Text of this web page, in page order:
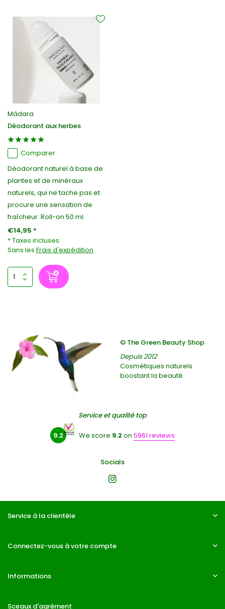
Mádara
Déodorant aux herbes
Comparer
Déodorant naturel à base de
plantes et de minéraux
naturels, qui ne tache pas et
procure une sensation de
fraîcheur. Roll-on 50 ml.
€14,95 *
* Taxes incluses
Sans les Frais d'expédition
© The Green Beauty Shop
Depuis 2012
Cosmétiques naturels
boostant la beauté
Service et qualité top
9.2 We score 9.2 on 5961 reviews
Socials
Service à la clientèle
Connectez-vous à votre compte
Informations
Sceaux d'agrément